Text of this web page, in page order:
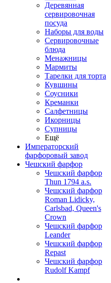
Деревянная
сервировочная
посуда
Наборы для воды
Сервировочные
блюда
Менажницы
Мармиты
Тарелки для торта
Кувшины
Соусники
Креманки
Салфетницы
Икорницы
Супницы
Ещё
Императорский
фарфоровый завод
Чешский фарфор
Чешский фарфор
Thun 1794 a.s.
Чешский фарфор
Roman Lidicky,
Carlsbad, Queen's
Crown
Чешский фарфор
Leander
Чешский фарфор
Repast
Чешский фарфор
Rudolf Kampf